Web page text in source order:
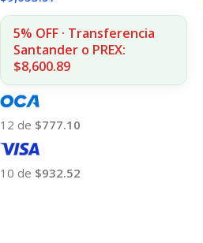
5% OFF · Transferencia
Santander o PREX:
$8,600.89
12 de $777.10
10 de $932.52